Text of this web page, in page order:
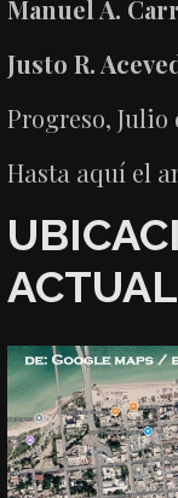
Manuel A.
Justo R.
Progreso, Julio
Hasta aquí el